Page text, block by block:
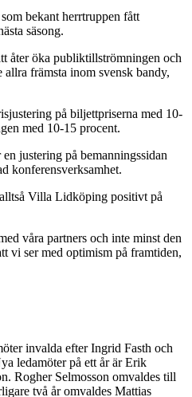
bekant herrtruppen fått
säsong.
åter öka publiktillströmningen och
främsta inom svensk bandy,
på biljettpriserna med 10-
med 10-15 procent.
justering på bemanningssidan
konferensverksamhet.
Villa Lidköping positivt på
våra partners och inte minst den
vi ser med optimism på framtiden,
invalda efter Ingrid Fasth och
ledamöter på ett år är Erik
Rogher Selmosson omvaldes till
två år omvaldes Mattias